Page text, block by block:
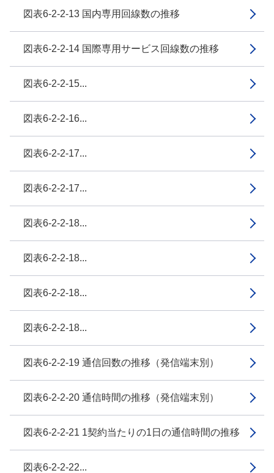
図表6-2-2-13 国内専用回線数の推移
図表6-2-2-14 国際専用サービス回線数の推移
図表6-2-2-15...
図表6-2-2-16...
図表6-2-2-17...
図表6-2-2-17...
図表6-2-2-18...
図表6-2-2-18...
図表6-2-2-18...
図表6-2-2-18...
図表6-2-2-19 通信回数の推移（発信端末別）
図表6-2-2-20 通信時間の推移（発信端末別）
図表6-2-2-21 1契約当たりの1日の通信時間の推移
図表6-2-2-22...